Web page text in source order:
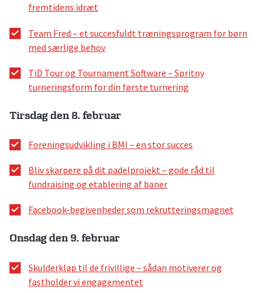
fremtidens idræt
Team Fred – et succesfuldt træningsprogram for børn
med særlige behov
TiD Tour og Tournament Software – Spritny
turneringsform for din første turnering
Tirsdag den 8. februar
Foreningsudvikling i BMI – en stor succes
Bliv skarpere på dit padelprojekt – gode råd til
fundraising og etablering af baner
Facebook-begivenheder som rekrutteringsmagnet
Onsdag den 9. februar
Skulderklap til de frivillige – sådan motiverer og
fastholder vi engagementet